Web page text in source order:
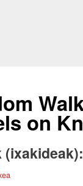
on